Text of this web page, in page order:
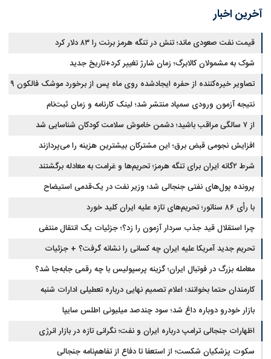
آخرین اخبار
قیمت نفت صعودی ماند؛ تنش در تنگه هرمز برنت را ۸۳ دلار کرد
شوک به مشمولان کالابرگ؛ زمان شارژ تغییر کرد+تاریخ جدید
تصاویر خیره‌کننده از حفره ایجادشده روی ماه پس از برخورد موشک فالکون ۹
نتیجه آزمون ورودی سمپاد منتشر شد؛ لینک کارنامه و زمان ثبت‌نام
از ۷ سالگی مراقب باشید؛ دشمن خاموش سلامت کودکان شناسایی شد
افزایش نجومی قبض برق؛ این مشترکان بیشترین هزینه را می‌پردازند
شرط ۲گانه ایران برای تنگه هرمز؛ تحریم‌ها و غرامت به معادله برگشتند
پرونده پول‌های نفتی جنجالی شد؛ وزیر نفت در یک‌قدمی استیضاح
با رأی ۸۶ سناتور؛ تحریم‌های تازه علیه ایران کلید خورد
چرا استقلال قید جذب سردار آزمون را زد؟؛ جزئیات یک انتقال منتفی
تحریم جدید آمریکا علیه ایران چه کسانی را نشانه گرفت؟ + جزئیات
معامله بزرگ در فوتبال ایران؛ گزینه پرسپولیس با چه رقمی جابه‌جا شد؟
کارمندان حتما بخوانند؛ اعلام تصمیم نهایی درباره تعطیلی ادارات شنبه
بازار خودرو دوباره داغ شد؛ سود چندصد میلیونی اطلس سایپا
اظهارات جنجالی ترامپ درباره ایران و نفت؛ نگرانی تازه در بازار انرژی
سکوت پزشکیان شکست؛ از استعفا تا دفاع از تفاهم‌نامه جنجالی